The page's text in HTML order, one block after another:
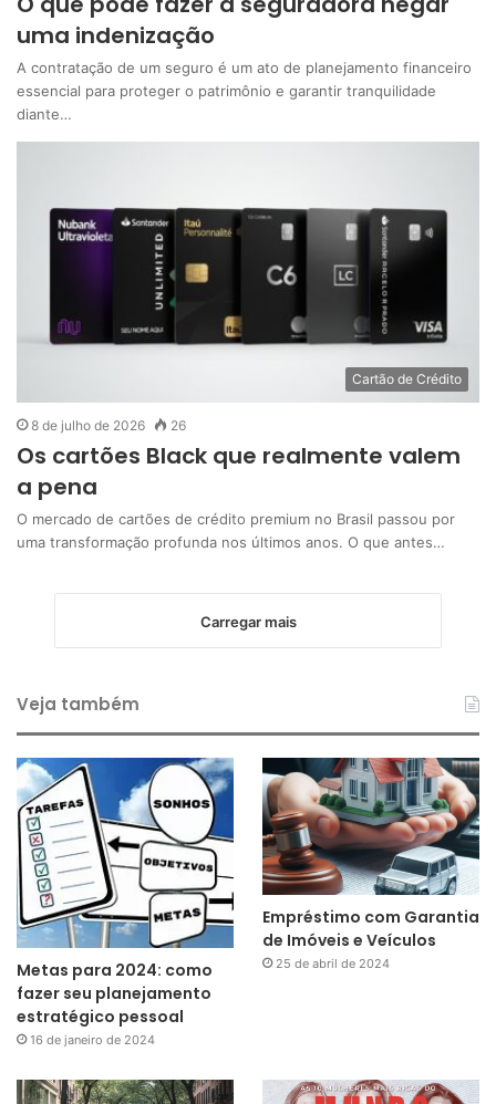
uma indenização
A contratação de um seguro é um ato de planejamento financeiro
essencial para proteger o patrimônio e garantir tranquilidade
diante…
Cartão de Crédito
8 de julho de 2026 26
Os cartões Black que realmente valem
a pena
O mercado de cartões de crédito premium no Brasil passou por
uma transformação profunda nos últimos anos. O que antes…
Carregar mais
Veja também
Metas para 2024: como
fazer seu planejamento
estratégico pessoal
16 de janeiro de 2024
Empréstimo com Garantia
de Imóveis e Veículos
25 de abril de 2024